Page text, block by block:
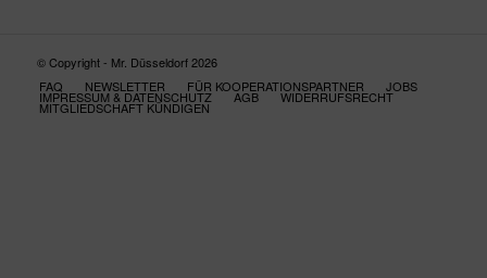
© Copyright - Mr. Düsseldorf 2026
FAQ
NEWSLETTER FÜR KOOPERATIONSPARTNER JOBS
IMPRESSUM & DATENSCHUTZ AGB WIDERRUFSRECHT
MITGLIEDSCHAFT KÜNDIGEN